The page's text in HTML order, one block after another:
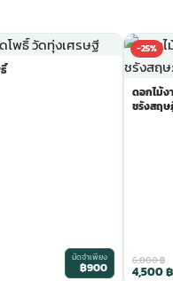
มัดจำเพียง
฿900
-25%
ดอกไม้ง
ชรังสฤ
6,000฿
4,500฿